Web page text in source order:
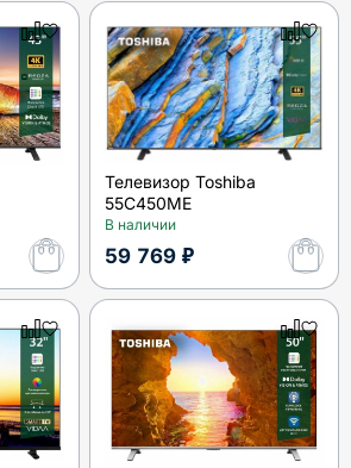
Телевизор Toshiba
55C450ME
В наличии
59 769 ₽